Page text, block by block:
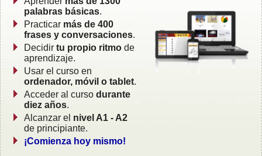
palabras básicas.
Practicar más de 400
frases y conversaciones.
Decidir tu propio ritmo de
aprendizaje.
Usar el curso en
ordenador, móvil o tablet.
Acceder al curso durante
diez años.
Alcanzar el nivel A1 - A2
de principiante.
¡Comienza hoy mismo!